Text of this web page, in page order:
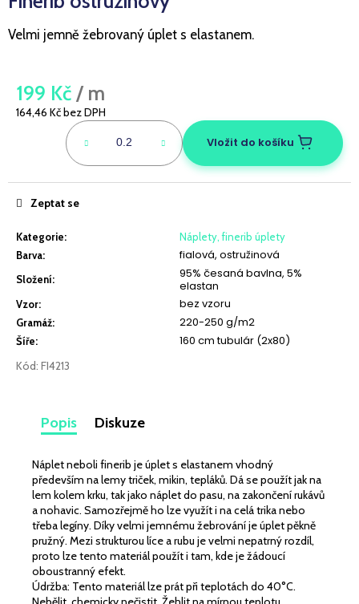
Velmi jemně žebrovaný úplet s elastanem.
199 Kč / m
164,46 Kč bez DPH
Vložit do košíku
Kategorie:
Náplety, finerib úplety
Barva: fialová, ostružinová
Složení:
95% česaná bavlna, 5%
elastan
Vzor: bez vzoru
Gramáž: 220-250 g/m2
Šíře: 160 cm tubulár (2x80)
Kód: FI4213
Zeptat se
Popis Diskuze
Náplet neboli finerib je úplet s elastanem vhodný
především na lemy triček, mikin, tepláků. Dá se použít jak na
lem kolem krku, tak jako náplet do pasu, na zakončení rukávů
a nohavic. Samozřejmě ho lze využít i na celá trika nebo
třeba legíny. Díky velmi jemnému žebrování je úplet pěkně
pružný. Mezi strukturou líce a rubu je velmi nepatrný rozdíl,
proto lze tento materiál použít i tam, kde je žádoucí
oboustranný efekt.
Údržba: Tento materiál lze prát při teplotách do 40°C.
j
t
?
HLEDAT
D
o
o
r
u
č
LEHKÁ
SPORTOVNÍ
PLÁŠŤOVKA
ŠALVĚJ
MATNÁ
259
Kč